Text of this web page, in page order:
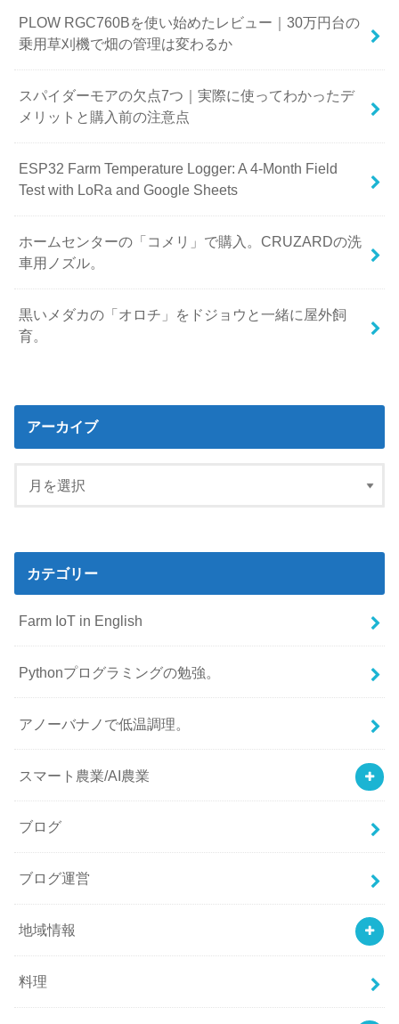
PLOW RGC760Bを使い始めたレビュー｜30万円台の
乗用草刈機で畑の管理は変わるか
スパイダーモアの欠点7つ｜実際に使ってわかったデ
メリットと購入前の注意点
ESP32 Farm Temperature Logger: A 4-Month Field
Test with LoRa and Google Sheets
ホームセンターの「コメリ」で購入。CRUZARDの洗
車用ノズル。
黒いメダカの「オロチ」をドジョウと一緒に屋外飼
育。
アーカイブ
カテゴリー
Farm IoT in English
Pythonプログラミングの勉強。
アノーバナノで低温調理。
スマート農業/AI農業
ブログ
ブログ運営
地域情報
料理